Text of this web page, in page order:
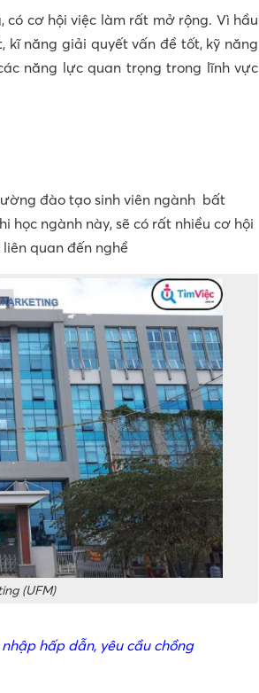
cơ hội việc làm rất mở rộng. Vì hầu
năng giải quyết vấn đề tốt, kỹ năng
năng lực quan trọng trong lĩnh vực
đào tạo sinh viên ngành bất
học ngành này, sẽ có rất nhiều cơ hội
quan đến nghề
(UFM)
hấp dẫn, yêu cầu chồng